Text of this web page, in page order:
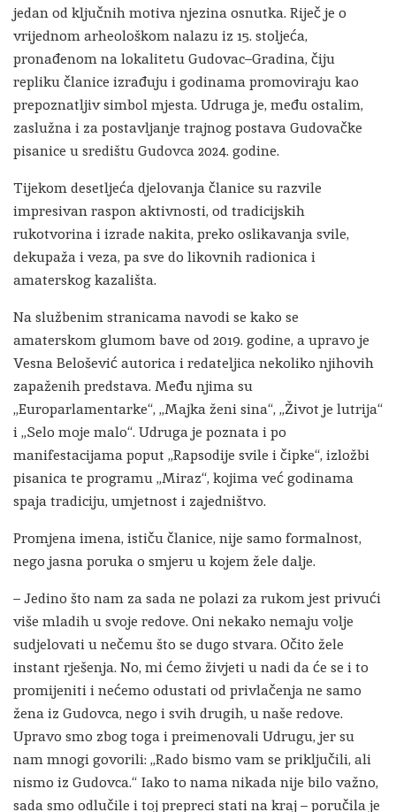
jedan od ključnih motiva njezina osnutka. Riječ je o
vrijednom arheološkom nalazu iz 15. stoljeća,
pronađenom na lokalitetu Gudovac–Gradina, čiju
repliku članice izrađuju i godinama promoviraju kao
prepoznatljiv simbol mjesta. Udruga je, među ostalim,
zaslužna i za postavljanje trajnog postava Gudovačke
pisanice u središtu Gudovca 2024. godine.
Tijekom desetljeća djelovanja članice su razvile
impresivan raspon aktivnosti, od tradicijskih
rukotvorina i izrade nakita, preko oslikavanja svile,
dekupaža i veza, pa sve do likovnih radionica i
amaterskog kazališta.
Na službenim stranicama navodi se kako se
amaterskom glumom bave od 2019. godine, a upravo je
Vesna Belošević autorica i redateljica nekoliko njihovih
zapaženih predstava. Među njima su
„Europarlamentarke“, „Majka ženi sina“, „Život je lutrija“
i „Selo moje malo“. Udruga je poznata i po
manifestacijama poput „Rapsodije svile i čipke“, izložbi
pisanica te programu „Miraz“, kojima već godinama
spaja tradiciju, umjetnost i zajedništvo.
Promjena imena, ističu članice, nije samo formalnost,
nego jasna poruka o smjeru u kojem žele dalje.
– Jedino što nam za sada ne polazi za rukom jest privući
više mladih u svoje redove. Oni nekako nemaju volje
sudjelovati u nečemu što se dugo stvara. Očito žele
instant rješenja. No, mi ćemo živjeti u nadi da će se i to
promijeniti i nećemo odustati od privlačenja ne samo
žena iz Gudovca, nego i svih drugih, u naše redove.
Upravo smo zbog toga i preimenovali Udrugu, jer su
nam mnogi govorili: „Rado bismo vam se priključili, ali
nismo iz Gudovca.“ Iako to nama nikada nije bilo važno,
sada smo odlučile i toj prepreci stati na kraj – poručila je